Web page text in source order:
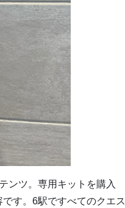
ンツ。専用キットを購入
す。6駅ですべてのクエス